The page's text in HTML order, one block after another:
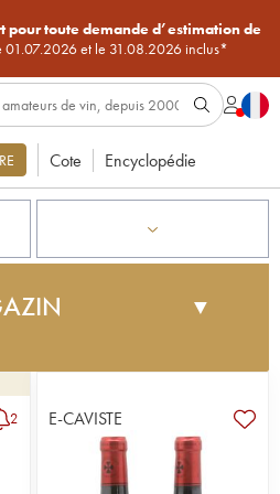
pour toute demande d’estimation de
01.07.2026 et le 31.08.2026 inclus*
Cote Encyclopédie
▼
qui était un village au
situé à
de Pomeyrols, construit
Saint-Jean de Jérusalem, de
2 E-CAVISTE